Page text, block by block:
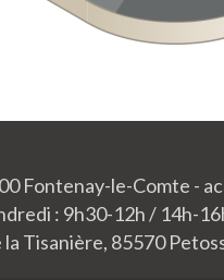
Fontenay-le-Comte -
: 9h30-12h / 14h-
la Tisanière, 85570